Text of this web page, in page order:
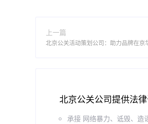
上一篇
北京公关活动策划公司：助力品牌在京
北京公关公司提供法
承接 网络暴力、诋毁、造